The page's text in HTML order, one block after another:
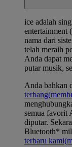
ice adalah
entertainment
nama dari
telah meraih
Anda dapat
putar musik,
Anda bahkan
terbang
semua favorit
diputar.
Bluetooth*
terbaru kami